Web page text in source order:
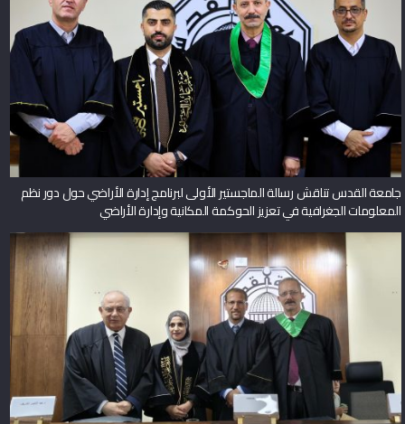
جامعة القدس تناقش رسالة الماجستير الأولى لبرنامج إدارة الأراضي حول دور نظم
المعلومات الجغرافية في تعزيز الحوكمة المكانية وإدارة الأراضي